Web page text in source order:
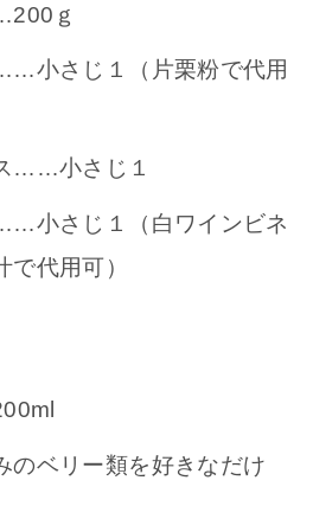
ｇ
小さじ１（片栗粉で代用
……小さじ１
小さじ１（白ワインビネ
代用可）
のベリー類を好きなだけ